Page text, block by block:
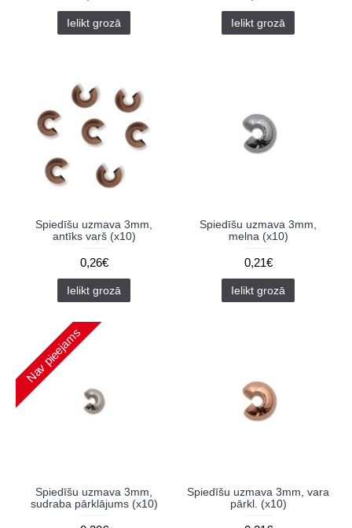
Ielikt grozā Ielikt grozā
Spiedīšu uzmava 3mm,
antīks varš (x10)
0,26€
Ielikt grozā
Spiedīšu uzmava 3mm,
melna (x10)
0,21€
Ielikt grozā
Nav pieejams
Spiedīšu uzmava 3mm,
sudraba pārklājums (x10)
Spiedīšu uzmava 3mm, vara
pārkl. (x10)